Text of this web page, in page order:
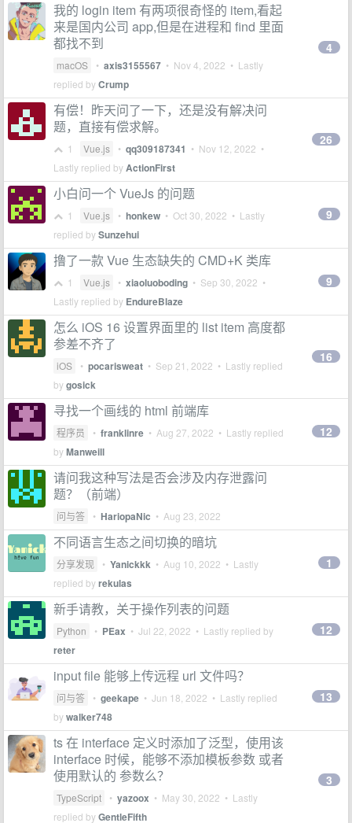
我的 login item 有两项很奇怪的 item,看起
来是国内公司 app,但是在进程和 find 里面
都找不到
macOS • axis3155567 • Nov 4, 2022 • Lastly
replied byCrump
4
有偿！昨天问了一下，还是没有解决问
题，直接有偿求解。
1 Vue.js • qq309187341 • Nov 12, 2022 •
Lastly replied byActionFirst
26
小白问一个 VueJs 的问题
1 Vue.js • honkew • Oct 30, 2022 • Lastly
replied bySunzehui
9
撸了一款 Vue 生态缺失的 CMD+K 类库
1 Vue.js • xiaoluoboding • Sep 30, 2022 •
Lastly replied by EndureBlaze
9
怎么 iOS 16 设置界面里的 list item 高度都
参差不齐了
iOS • pocarisweat • Sep 21, 2022 • Lastly replied
bygosick
16
寻找一个画线的 html 前端库
程序员 • franklinre • Aug 27, 2022 • Lastly replied
byManweill
12
请问我这种写法是否会涉及内存泄露问
题？（前端）
问与答 • HariopaNic • Aug 23, 2022
不同语言生态之间切换的暗坑
分享发现 • Yanickkk • Aug 10, 2022 • Lastly
replied byrekulas
1
新手请教，关于操作列表的问题
Python • PEax • Jul 22, 2022 • Lastly replied by
reter
12
input file 能够上传远程 url 文件吗？
问与答 • geekape • Jun 18, 2022 • Lastly replied
bywalker748
13
ts 在 interface 定义时添加了泛型，使用该
interface 时候，能够不添加模板参数 或者
使用默认的 参数么？
TypeScript • yazoox • May 30, 2022 • Lastly
replied byGentleFifth
3